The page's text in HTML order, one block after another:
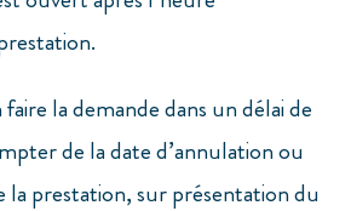
la demande dans un délai de
de la date d’annulation ou
la prestation, sur présentation du